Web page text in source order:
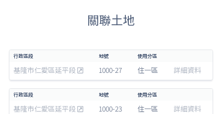
關聯土地
基隆市仁愛區延平段 1000-27 住一區 詳細資料
基隆市仁愛區延平段 1000-23 住一區 詳細資料